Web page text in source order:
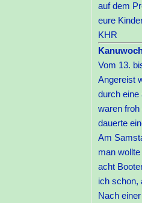
auf dem
eure
KHR
Vom 13.
Angereist
durch eine
waren
dauerte
Am
man
acht
ich schon,
Nach